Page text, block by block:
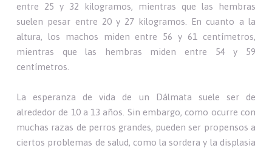
entre 25 y 32 kilogramos, mientras que las hembras
suelen pesar entre 20 y 27 kilogramos. En cuanto a la
altura, los machos miden entre 56 y 61 centímetros,
mientras que las hembras miden entre 54 y 59
centímetros.
La esperanza de vida de un Dálmata suele ser de
alrededor de 10 a 13 años. Sin embargo, como ocurre con
muchas razas de perros grandes, pueden ser propensos a
ciertos problemas de salud, como la sordera y la displasia